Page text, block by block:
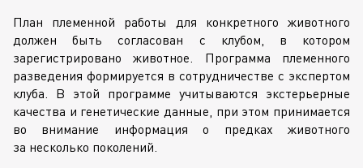
План племенной работы для конкретного животного
должен быть согласован с клубом, в котором
зарегистрировано животное. Программа племенного
разведения формируется в сотрудничестве с экспертом
клуба. В этой программе учитываются экстерьерные
качества и генетические данные, при этом принимается
во внимание информация о предках животного
за несколько поколений.